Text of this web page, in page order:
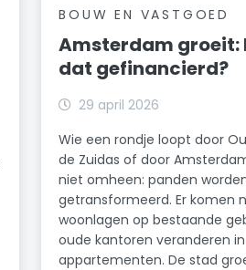
BOUW EN VASTGOED
Amsterdam groeit:
dat gefinancierd?
29 april 2026
Wie een rondje loopt door
de Zuidas of door
niet omheen: panden
getransformeerd. Er komen
woonlagen op bestaande
oude kantoren veranderen in
appartementen. De stad